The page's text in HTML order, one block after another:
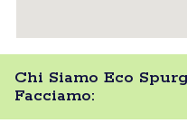
Chi Siamo Eco
Facciamo: